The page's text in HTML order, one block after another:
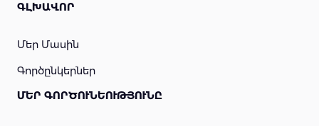
ԳԼԽԱՎՈՐ
Մեր Մասին
Գործընկերներ
ՄԵՐ ԳՈՐԾՈՒՆԵՈՒԹՅՈՒՆԸ